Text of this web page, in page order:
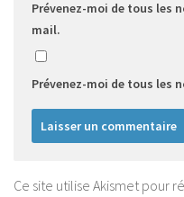
Prévenez-moi de tous les
mail.
Prévenez-moi de tous les
Ce site utilise Akismet pour